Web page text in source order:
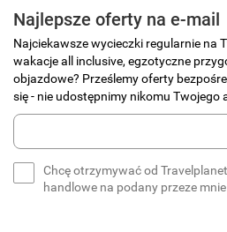
Najlepsze oferty na e-mail
Najciekawsze wycieczki regularnie na
wakacje all inclusive, egzotyczne
objazdowe? Prześlemy oferty
się - nie udostępnimy nikomu Twojego
Wprowadź
swój
Chcę otrzymywać od
handlowe na podany przeze